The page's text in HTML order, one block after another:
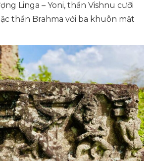
Linga – Yoni, thần Vishnu cưỡi
thần Brahma với ba khuôn mặt